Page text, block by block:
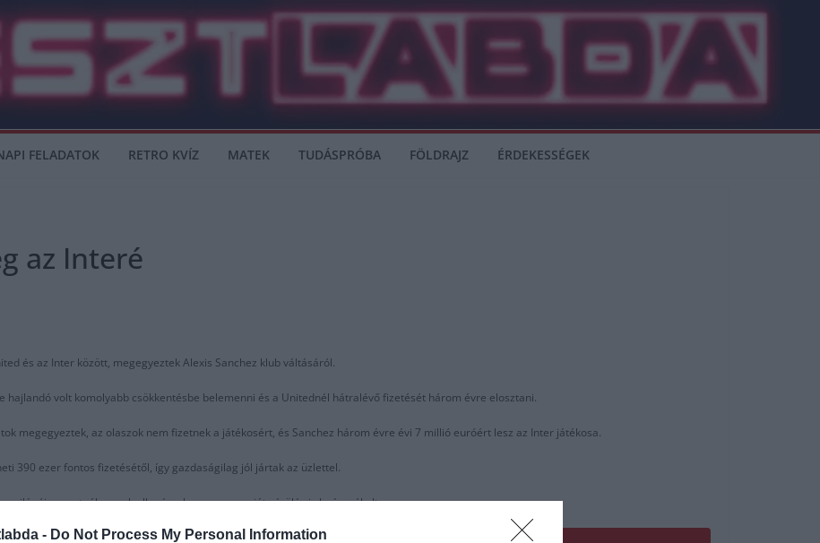
- Do Not Process My Personal Information
FELADATOK RETRO KVÍZ MATEK TUDÁSPRÓBA FÖLDRAJZ ÉRDEKESSÉGEK
az Interé
és az Inter között, megegyeztek Alexis Sanchez klub váltásáról.
volt komolyabb csökkentésbe belemenni és a Unitednél hátralévő fizetését három évre elosztani.
megegyeztek, az olaszok nem fizetnek a játékosért, és Sanchez három évre évi 7 millió euróért lesz az Inter játékosa.
390 ezer fontos fizetésétől, így gazdaságilag jól jártak az üzlettel.
csapatnál, annak ellenére, hogy a szezonját sérülés is beárnyékolta.